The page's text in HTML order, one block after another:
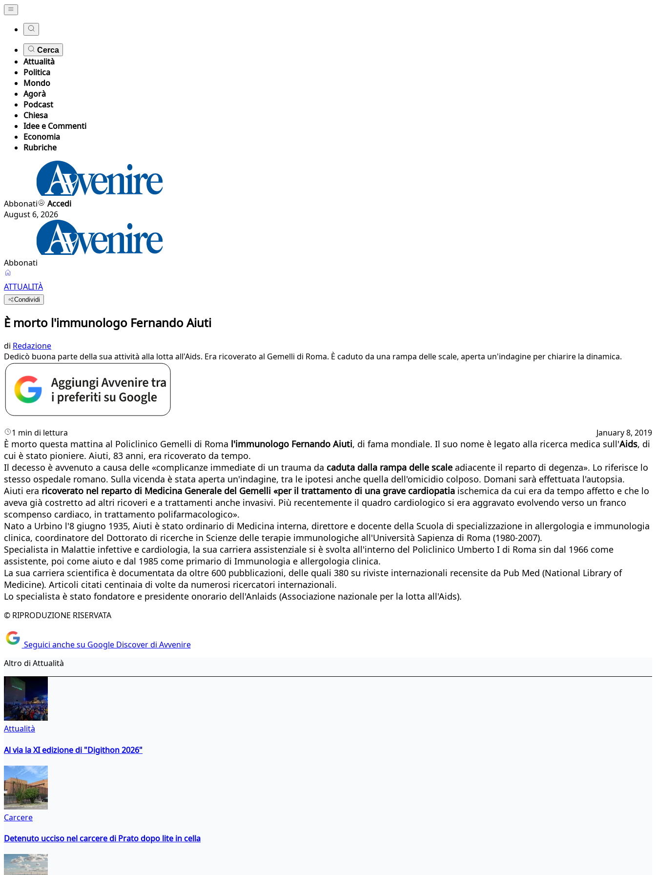
Cerca
Attualità
Politica
Mondo
Agorà
Podcast
Chiesa
Idee e Commenti
Economia
Rubriche
Abbonati
Accedi
August 6, 2026
Abbonati
ATTUALITÀ
Condividi
È morto l'immunologo Fernando Aiuti
di Redazione
Dedicò buona parte della sua attività alla lotta all'Aids. Era ricoverato al Gemelli di Roma. È caduto da una rampa delle scale, aperta un'indagine per chiarire la dinamica.
1 min di lettura January 8, 2019
È morto questa mattina al Policlinico Gemelli di Roma l'immunologo Fernando Aiuti, di fama mondiale. Il suo nome è legato alla ricerca medica sull'Aids, di
cui è stato pioniere. Aiuti, 83 anni, era ricoverato da tempo.
Il decesso è avvenuto a causa delle «complicanze immediate di un trauma da caduta dalla rampa delle scale adiacente il reparto di degenza». Lo riferisce lo
stesso ospedale romano. Sulla vicenda è stata aperta un'indagine, tra le ipotesi anche quella dell'omicidio colposo. Domani sarà effettuata l'autopsia.
Aiuti era ricoverato nel reparto di Medicina Generale del Gemelli «per il trattamento di una grave cardiopatia ischemica da cui era da tempo affetto e che lo
aveva già costretto ad altri ricoveri e a trattamenti anche invasivi. Più recentemente il quadro cardiologico si era aggravato evolvendo verso un franco
scompenso cardiaco, in trattamento polifarmacologico».
Nato a Urbino l'8 giugno 1935, Aiuti è stato ordinario di Medicina interna, direttore e docente della Scuola di specializzazione in allergologia e immunologia
clinica, coordinatore del Dottorato di ricerche in Scienze delle terapie immunologiche all'Università Sapienza di Roma (1980-2007).
Specialista in Malattie infettive e cardiologia, la sua carriera assistenziale si è svolta all'interno del Policlinico Umberto I di Roma sin dal 1966 come
assistente, poi come aiuto e dal 1985 come primario di Immunologia e allergologia clinica.
La sua carriera scientifica è documentata da oltre 600 pubblicazioni, delle quali 380 su riviste internazionali recensite da Pub Med (National Library of
Medicine). Articoli citati centinaia di volte da numerosi ricercatori internazionali.
Lo specialista è stato fondatore e presidente onorario dell'Anlaids (Associazione nazionale per la lotta all'Aids).
© RIPRODUZIONE RISERVATA
Seguici anche su Google Discover di Avvenire
Altro di Attualità
Attualità
Al via la XI edizione di "Digithon 2026"
Carcere
Detenuto ucciso nel carcere di Prato dopo lite in cella